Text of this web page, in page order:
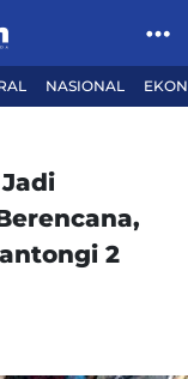
NASIONAL
2